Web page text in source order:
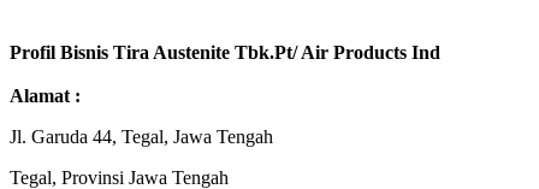
Profil Bisnis Tira Austenite Tbk.Pt/ Air Products Ind
Alamat :
Jl. Garuda 44, Tegal, Jawa Tengah
Tegal, Provinsi Jawa Tengah